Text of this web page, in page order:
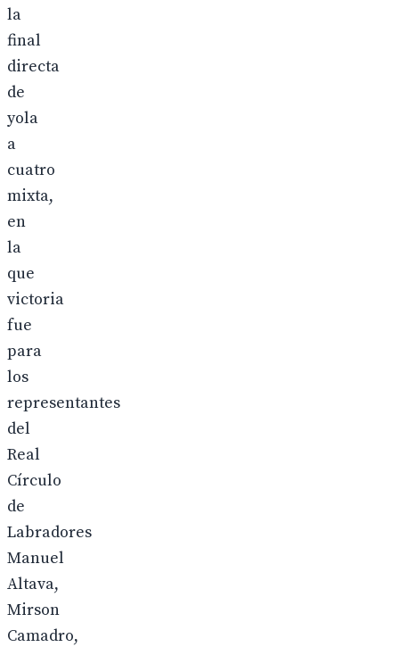
la
final
directa
de
yola
a
cuatro
mixta,
en
la
que
victoria
fue
para
los
representantes
del
Real
Círculo
de
Labradores
Manuel
Altava,
Mirson
Camadro,